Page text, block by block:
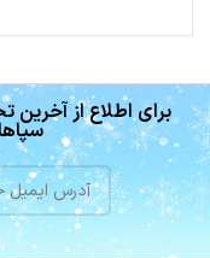
برای اطلاع از آخرین